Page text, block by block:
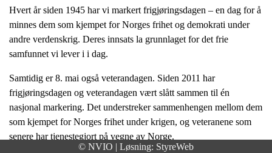
Hvert år siden 1945 har vi markert frigjøringsdagen – en dag for å
minnes dem som kjempet for Norges frihet og demokrati under
andre verdenskrig. Deres innsats la grunnlaget for det frie
samfunnet vi lever i i dag.
Samtidig er 8. mai også veterandagen. Siden 2011 har
frigjøringsdagen og veterandagen vært slått sammen til én
nasjonal markering. Det understreker sammenhengen mellom dem
som kjempet for Norges frihet under krigen, og veteranene som
senere har tjenestegjort på vegne av Norge.
© NVIO | Løsning: StyreWeb